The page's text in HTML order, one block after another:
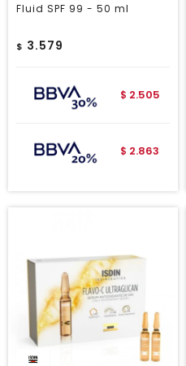
Fluid SPF 99 - 50 ml
$ 3.579
$ 2.505
$ 2.863